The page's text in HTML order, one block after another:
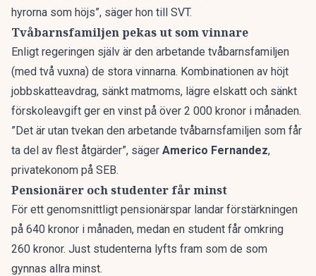
hyrorna som höjs”, säger hon till SVT.
Tvåbarnsfamiljen pekas ut som vinnare
Enligt regeringen själv är den arbetande tvåbarnsfamiljen
(med två vuxna) de stora vinnarna. Kombinationen av höjt
jobbskatteavdrag, sänkt matmoms, lägre elskatt och sänkt
förskoleavgift ger en vinst på över 2 000 kronor i månaden.
”Det är utan tvekan den arbetande tvåbarnsfamiljen som får
ta del av flest åtgärder”, säger Americo Fernandez,
privatekonom på SEB.
Pensionärer och studenter får minst
För ett genomsnittligt pensionärspar landar förstärkningen
på 640 kronor i månaden, medan en student får omkring
260 kronor. Just studenterna lyfts fram som de som
gynnas allra minst.